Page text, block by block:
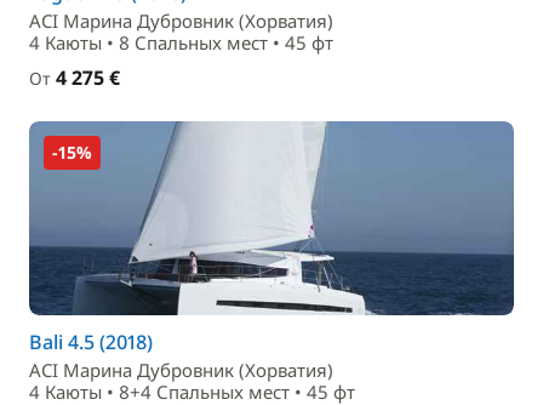
ACI Марина Дубровник (Хорватия)
4 Каюты • 8 Спальныx мест • 45 фт
От 4 275 €
-15%
Bali 4.5 (2018)
ACI Марина Дубровник (Хорватия)
4 Каюты • 8+4 Спальныx мест • 45 фт